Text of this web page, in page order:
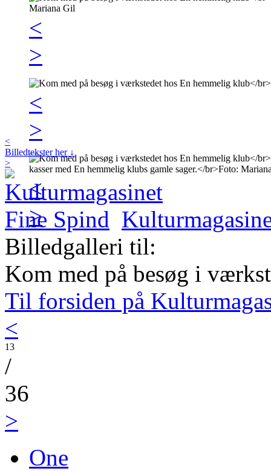
<
>
<
>
<
>
<
Billedtekster her ↓
>
Billedgalleri til:
Kom med på besøg i
Til forsiden på
<
13
/
36
>
One